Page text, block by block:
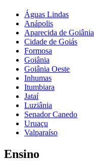
Águas Lindas
Anápolis
Aparecida de Goiânia
Cidade de Goiás
Formosa
Goiânia
Goiânia Oeste
Inhumas
Itumbiara
Jataí
Luziânia
Senador Canedo
Uruaçu
Valparaíso
Ensino